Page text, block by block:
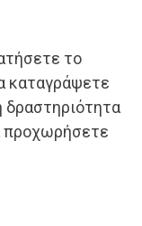
το
καταγράψετε
δραστηριότητα
προχωρήσετε